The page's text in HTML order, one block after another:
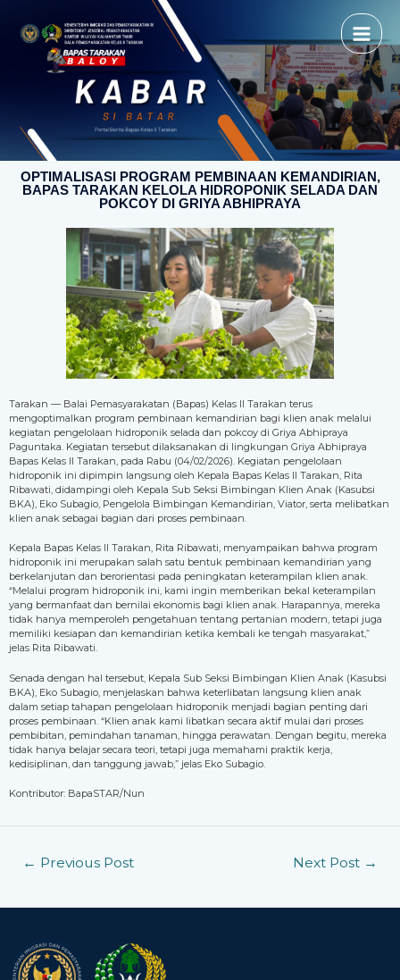
OPTIMALISASI PROGRAM PEMBINAAN KEMANDIRIAN,
BAPAS TARAKAN KELOLA HIDROPONIK SELADA DAN
POKCOY DI GRIYA ABHIPRAYA
Tarakan — Balai Pemasyarakatan (Bapas) Kelas II Tarakan terus
mengoptimalkan program pembinaan kemandirian bagi klien anak melalui
kegiatan pengelolaan hidroponik selada dan pokcoy di Griya Abhipraya
Paguntaka. Kegiatan tersebut dilaksanakan di lingkungan Griya Abhipraya
Bapas Kelas II Tarakan, pada Rabu (04/02/2026). Kegiatan pengelolaan
hidroponik ini dipimpin langsung oleh Kepala Bapas Kelas II Tarakan, Rita
Ribawati, didampingi oleh Kepala Sub Seksi Bimbingan Klien Anak (Kasubsi
BKA), Eko Subagio, Pengelola Bimbingan Kemandirian, Viator, serta melibatkan
klien anak sebagai bagian dari proses pembinaan.
Kepala Bapas Kelas II Tarakan, Rita Ribawati, menyampaikan bahwa program
hidroponik ini merupakan salah satu bentuk pembinaan kemandirian yang
berkelanjutan dan berorientasi pada peningkatan keterampilan klien anak.
“Melalui program hidroponik ini, kami ingin memberikan bekal keterampilan
yang bermanfaat dan bernilai ekonomis bagi klien anak. Harapannya, mereka
tidak hanya memperoleh pengetahuan tentang pertanian modern, tetapi juga
memiliki kesiapan dan kemandirian ketika kembali ke tengah masyarakat,”
jelas Rita Ribawati.
Senada dengan hal tersebut, Kepala Sub Seksi Bimbingan Klien Anak (Kasubsi
BKA), Eko Subagio, menjelaskan bahwa keterlibatan langsung klien anak
dalam setiap tahapan pengelolaan hidroponik menjadi bagian penting dari
proses pembinaan. “Klien anak kami libatkan secara aktif mulai dari proses
pembibitan, pemindahan tanaman, hingga perawatan. Dengan begitu, mereka
tidak hanya belajar secara teori, tetapi juga memahami praktik kerja,
kedisiplinan, dan tanggung jawab,” jelas Eko Subagio.
Kontributor: BapaSTAR/Nun
← Previous Post Next Post →